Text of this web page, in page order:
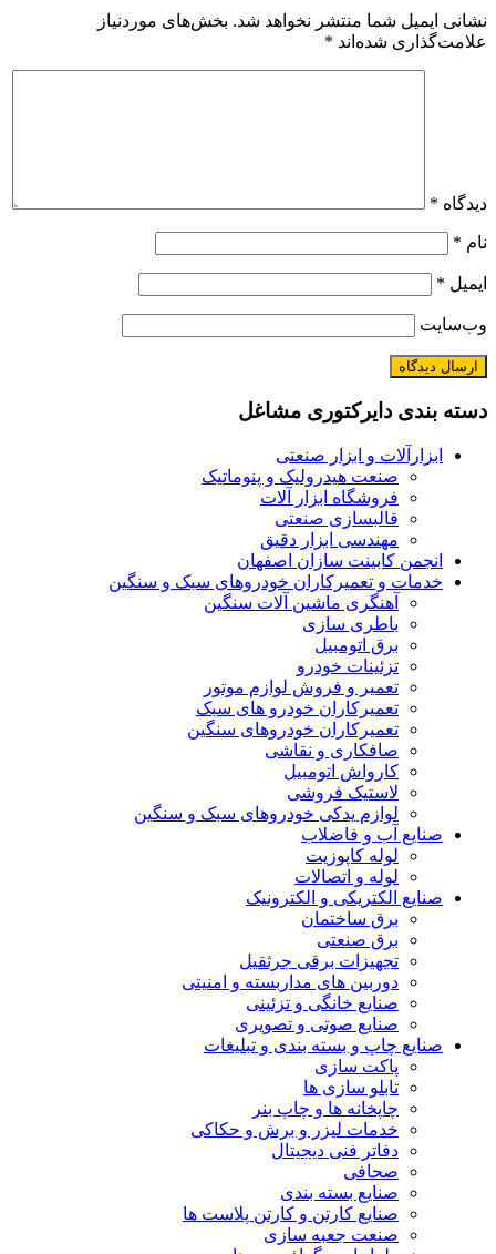
نشانی ایمیل شما منتشر نخواهد شد. بخش‌های موردنیاز
علامت‌گذاری شده‌اند *
دیدگاه *
نام *
ایمیل *
وب‌سایت
دسته بندی دایرکتوری مشاغل
ابزارآلات و ابزار صنعتی
صنعت هیدرولیک و پنوماتیک
فروشگاه ابزار آلات
قالبسازی صنعتی
مهندسی ابزار دقیق
انجمن کابینت سازان اصفهان
خدمات و تعمیرکاران خودروهای سبک و سنگین
آهنگری ماشین آلات سنگین
باطری سازی
برق اتومبیل
تزئینات خودرو
تعمیر و فروش لوازم موتور
تعمیرکاران خودرو های سبک
تعمیرکاران خودروهای سنگین
صافکاری و نقاشی
کارواش اتومبیل
لاستیک فروشی
لوازم یدکی خودروهای سبک و سنگین
صنایع آب و فاضلاب
لوله کاپوزیت
لوله و اتصالات
صنایع الکتریکی و الکترونیک
برق ساختمان
برق صنعتی
تجهیزات برقی جرثقیل
دوربین های مداربسته و امنیتی
صنایع خانگی و تزئینی
صنایع صوتی و تصویری
صنایع چاپ و بسته بندی و تبلیغات
پاکت سازی
تابلو سازی ها
چاپخانه ها و چاپ بنر
خدمات لیزر و برش و حکاکی
دفاتر فنی دیجیتال
صحافی
صنایع بسته بندی
صنایع کارتن و کارتن پلاست ها
صنعت جعبه سازی